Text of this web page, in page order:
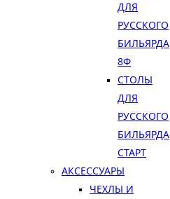
ДЛЯ
РУССКОГО
БИЛЬЯРДА
8Ф
СТОЛЫ
ДЛЯ
РУССКОГО
БИЛЬЯРДА
СТАРТ
АКСЕССУАРЫ
ЧЕХЛЫ И